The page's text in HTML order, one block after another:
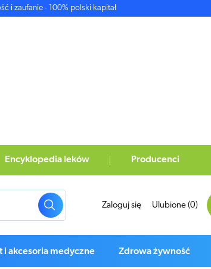
i zaufanie - 100% polski kapitał
Encyklopedia leków Producenci
Zaloguj się Ulubione (0)
i akcesoria medyczne Zdrowa żywność